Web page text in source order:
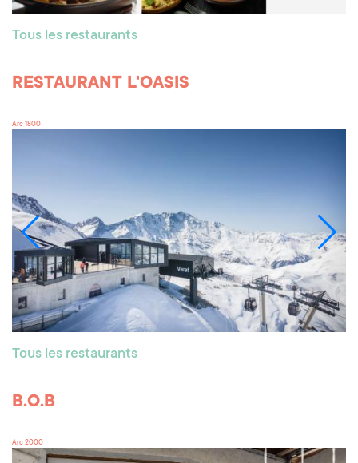
Tous les restaurants
RESTAURANT L'OASIS
Arc 1800
Tous les restaurants
B.O.B
Arc 2000